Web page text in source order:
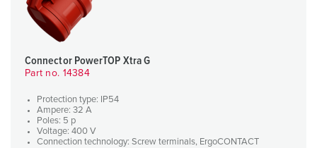
Connector PowerTOP Xtra G
Part no. 14384
Protection type: IP54
Ampere: 32 A
Poles: 5 p
Voltage: 400 V
Connection technology: Screw terminals, ErgoCONTACT